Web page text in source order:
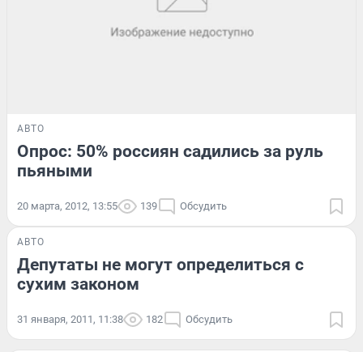
АВТО
Опрос: 50% россиян садились за руль
пьяными
20 марта, 2012, 13:55 139 Обсудить
АВТО
Депутаты не могут определиться с
сухим законом
31 января, 2011, 11:38 182 Обсудить